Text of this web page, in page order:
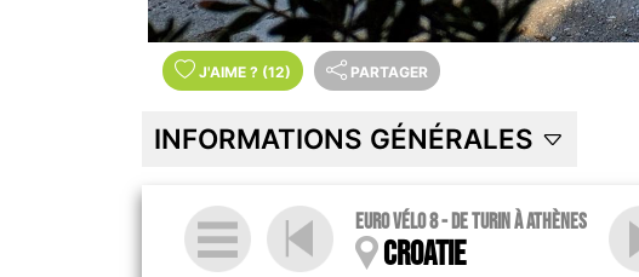
J'AIME ? (12) PARTAGER
INFORMATIONS GÉNÉRALES
Euro vélo 8 - De Turin à Athènes
Croatie